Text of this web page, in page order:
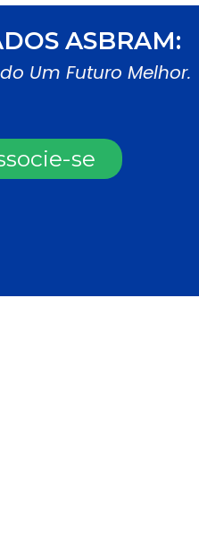
ASBRAM:
Um Futuro Melhor.
se